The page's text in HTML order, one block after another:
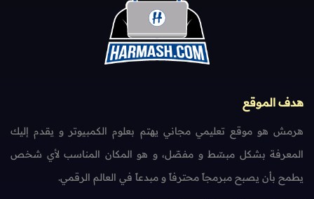
هدف الموقع
هرمش هو موقع تعليمي مجاني يهتم بعلوم الكمبيوتر و يقدم إليك
المعرفة بشكل مبسّط و مفصّل، و هو المكان المناسب لأي شخص
يطمح بأن يصبح مبرمجاً محترفاً و مبدعاً في العالم الرقمي.